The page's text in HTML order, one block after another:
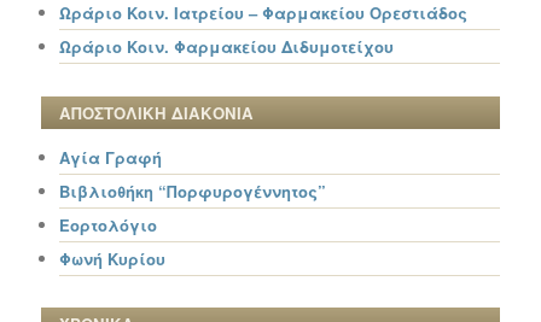
Ωράριο Κοιν. Ιατρείου – Φαρμακείου Ορεστιάδος
Ωράριο Κοιν. Φαρμακείου Διδυμοτείχου
ΑΠΟΣΤΟΛΙΚΗ ΔΙΑΚΟΝΙΑ
Αγία Γραφή
Βιβλιοθήκη “Πορφυρογέννητος”
Εορτολόγιο
Φωνή Κυρίου